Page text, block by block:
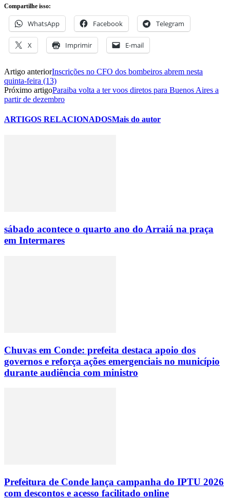
Compartilhe isso:
WhatsApp Facebook Telegram
X Imprimir E-mail
Artigo anteriorInscrições no CFO dos bombeiros abrem nesta
quinta-feira (13)
Próximo artigoParaiba volta a ter voos diretos para Buenos Aires a
partir de dezembro
ARTIGOS RELACIONADOSMais do autor
sábado acontece o quarto ano do Arraiá na praça
em Intermares
Chuvas em Conde: prefeita destaca apoio dos
governos e reforça ações emergenciais no município
durante audiência com ministro
Prefeitura de Conde lança campanha do IPTU 2026
com descontos e acesso facilitado online